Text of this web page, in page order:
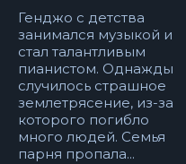
Генджо с детства
занимался музыкой и
стал талантливым
пианистом. Однажды
случилось страшное
землетрясение, из-за
которого погибло
много людей. Семья
парня пропала...